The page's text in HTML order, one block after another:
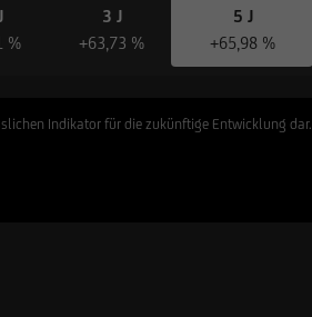
%
3 J
+63,73 %
5 J
+65,98 %
Indikator für die zukünftige Entwicklung dar.